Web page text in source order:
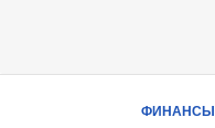
ФИНАНСЫ